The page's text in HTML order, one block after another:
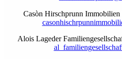
Casòn Hirschprunn
Alois Lageder